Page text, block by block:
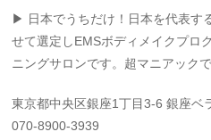
▶ 日本でうちだけ！日本を代表す
せて選定しEMSボディメイクプロ
ニングサロンです。超マニアックで
東京都中央区銀座1丁目3-6 銀座ベ
070-8900-3939